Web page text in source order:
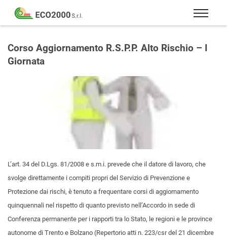
Eco
2000
Formazione
consulenza
per
Corso Aggiornamento R.S.P.P. Alto Rischio – I
Giornata
L’art. 34 del D.Lgs. 81/2008 e s.m.i. prevede che il datore di lavoro, che
svolge direttamente i compiti propri del Servizio di Prevenzione e
Protezione dai rischi, è tenuto a frequentare corsi di aggiornamento
quinquennali nel rispetto di quanto previsto nell’Accordo in sede di
Conferenza permanente per i rapporti tra lo Stato, le regioni e le province
autonome di Trento e Bolzano (Repertorio atti n. 223/csr del 21 dicembre